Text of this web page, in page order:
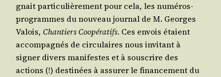
gnait par­ti­cu­liè­re­ment pour cela, les numé­ros-
pro­grammes du nou­veau jour­nal de M. Georges
Valois, Chan­tiers Coopé­ra­tifs. Ces envois étaient
accom­pa­gnés de cir­cu­laires nous invi­tant à
signer divers mani­festes et à sous­crire des
actions (!) des­ti­nées à assu­rer le finan­ce­ment du